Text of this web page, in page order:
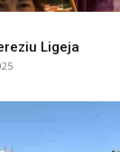
Ligeja